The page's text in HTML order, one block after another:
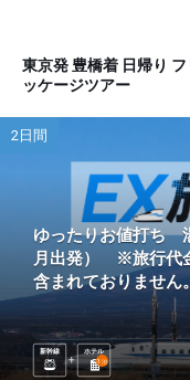
東京発 豊橋着 日帰り
ッケージツアー
2日間
ゆったりお値打ち
月出発） ※旅行代
含まれておりません。
新幹線
ホテル
1 泊